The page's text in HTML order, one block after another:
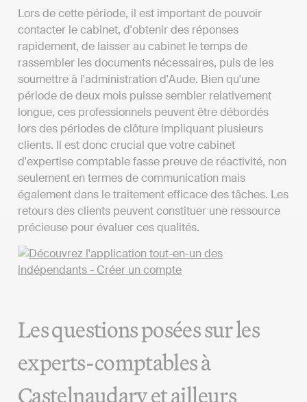
Lors de cette période, il est important de pouvoir
contacter le cabinet, d'obtenir des réponses
rapidement, de laisser au cabinet le temps de
rassembler les documents nécessaires, puis de les
soumettre à l'administration d'Aude. Bien qu'une
période de deux mois puisse sembler relativement
longue, ces professionnels peuvent être débordés
lors des périodes de clôture impliquant plusieurs
clients. Il est donc crucial que votre cabinet
d'expertise comptable fasse preuve de réactivité, non
seulement en termes de communication mais
également dans le traitement efficace des tâches. Les
retours des clients peuvent constituer une ressource
précieuse pour évaluer ces qualités.
Les questions posées sur les
experts-comptables à
Castelnaudary et ailleurs